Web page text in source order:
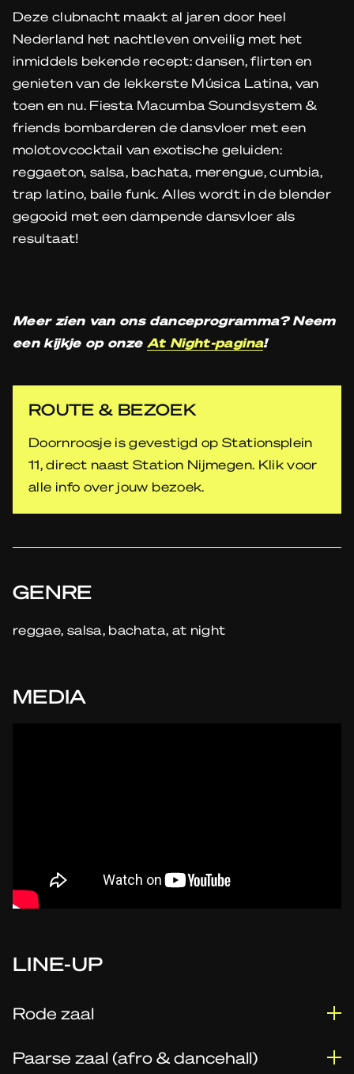
Deze clubnacht maakt al jaren door heel
Nederland het nachtleven onveilig met het
inmiddels bekende recept: dansen, flirten en
genieten van de lekkerste Música Latina, van
toen en nu. Fiesta Macumba Soundsystem &
friends bombarderen de dansvloer met een
molotovcocktail van exotische geluiden:
reggaeton, salsa, bachata, merengue, cumbia,
trap latino, baile funk. Alles wordt in de blender
gegooid met een dampende dansvloer als
resultaat!
Meer zien van ons danceprogramma? Neem
een kijkje op onze At Night-pagina!
ROUTE & BEZOEK
Doornroosje is gevestigd op Stationsplein
11, direct naast Station Nijmegen. Klik voor
alle info over jouw bezoek.
GENRE
reggae, salsa, bachata, at night
MEDIA
LINE-UP
Rode zaal
Paarse zaal (afro & dancehall)